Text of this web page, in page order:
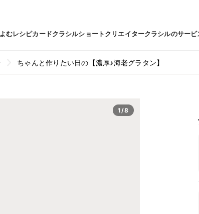
むレシピカードクラシルショートクリエイタークラシルのサービ
ちゃんと作りたい日の【濃厚♪海老グラタン】
1/8